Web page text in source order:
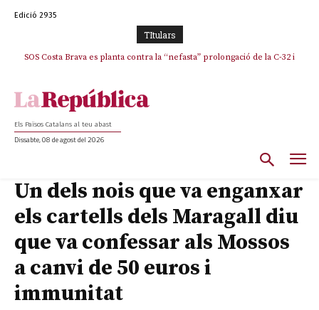
Edició 2935
TItulars
SOS Costa Brava es planta contra la “nefasta” prolongació de la C-32 i
La memòria viva de Josep Sunyol uneix l’esport i la cultura en un emotiu
Els Països Catalans al teu abast
Dissabte, 08 de agost del 2026
Un dels nois que va enganxar
els cartells dels Maragall diu
que va confessar als Mossos
a canvi de 50 euros i
immunitat